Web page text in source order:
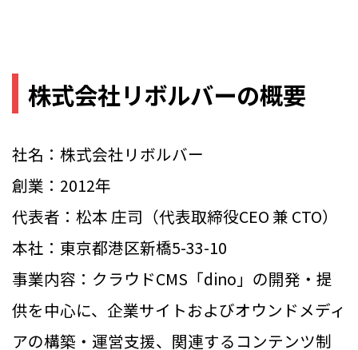
株式会社リボルバーの概要
社名：株式会社リボルバー
創業：2012年
代表者：松本 庄司（代表取締役CEO 兼 CTO）
本社：東京都港区新橋5-33-10
事業内容：クラウドCMS「dino」の開発・提
供を中心に、企業サイトおよびオウンドメディ
アの構築・運営支援、関連するコンテンツ制